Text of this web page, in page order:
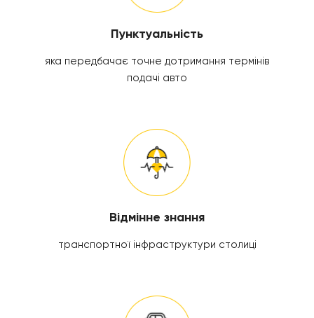
Пунктуальність
яка передбачає точне дотримання термінів
подачі авто
Відмінне знання
транспортної інфраструктури столиці